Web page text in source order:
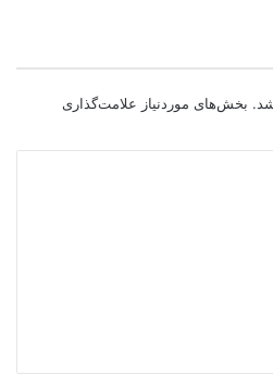
بخش‌های موردنیاز علامت‌گذاری